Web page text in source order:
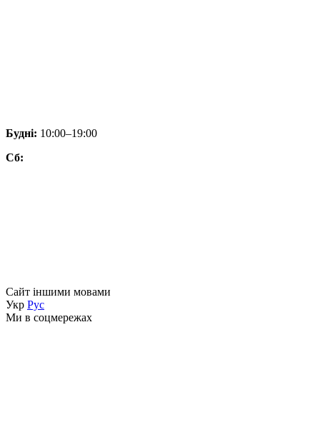
Будні: 10:00–19:00
Сб:
Сайт іншими мовами
Укр Рус
Ми в соцмережах